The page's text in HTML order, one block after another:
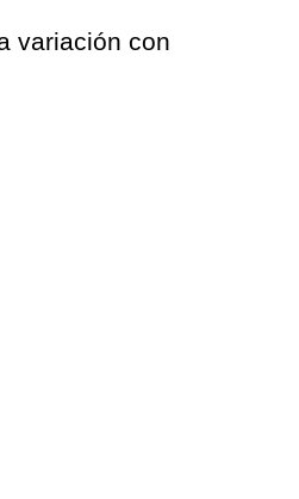
variación con